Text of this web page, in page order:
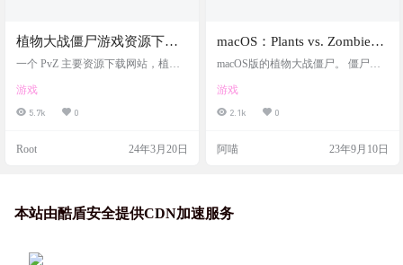
植物大战僵尸游戏资源下
载，包含了各平台各版本！
一个 PvZ 主要资源下载网站，植物
包含了安卓、苹果、电脑、网页版
等资源，下载点基本为网盘、蓝奏
全面。 网站截图 下载地址
游戏
5.7k 0
Root 24年3月20日
macOS：Plants vs. Zombies
植物大战僵尸
macOS版的植物大战僵尸。 僵尸袭
是种植植物！配备豌豆射手和樱桃
炸弹等外星僵尸杀死植物，你需要
阳、缭绕的雾气和泳池，再加上五
生存和轻松的禅宗花园 在冒险模式
中赢得全部 50 个关卡：白天、夜
游戏
2.1k 0
阿喵 23年9月10日
本站由酷盾安全提供CDN加速服务